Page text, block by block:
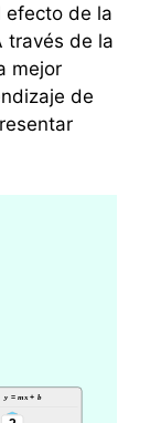
efecto de la
través de la
mejor
de